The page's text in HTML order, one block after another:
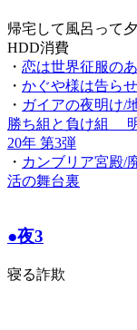
帰宅して風呂って
HDD消費
・ 恋は世界征服の
・ かぐや様は告ら
・ ガイアの夜明け/
勝ち組と負け組
20年 第3弾
・ カンブリア宮殿/
活の舞台裏
●夜3
寝る詐欺